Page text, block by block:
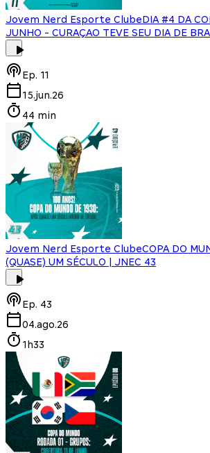
Jovem Nerd Esporte ClubeDIA #4 DA
JUNHO - CURAÇAO TEVE SEU DIA DE
Ep. 11
15.jun.26
44 min
Jovem Nerd Esporte ClubeCOPA DO
(QUASE) UM SÉCULO | JNEC 43
Ep. 43
04.ago.26
1h33